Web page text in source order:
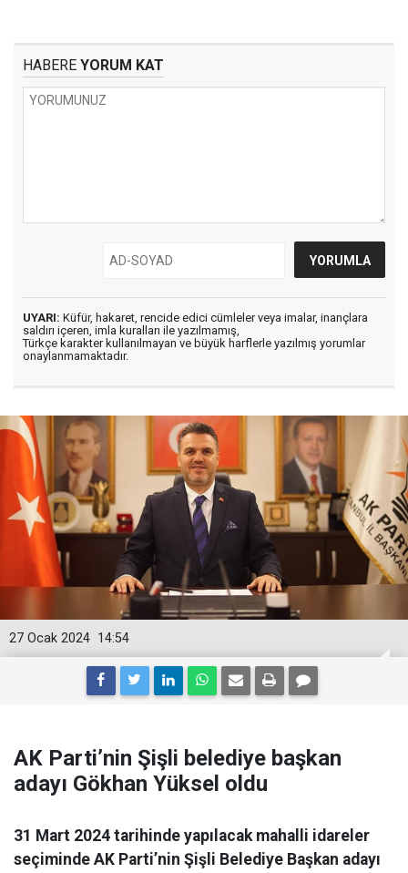
HABERE YORUM KAT
UYARI: Küfür, hakaret, rencide edici cümleler veya imalar, inançlara
saldırı içeren, imla kuralları ile yazılmamış,
Türkçe karakter kullanılmayan ve büyük harflerle yazılmış yorumlar
onaylanmamaktadır.
14:54
27 Ocak 2024
AK Parti’nin Şişli belediye başkan
adayı Gökhan Yüksel oldu
31 Mart 2024 tarihinde yapılacak mahalli idareler
seçiminde AK Parti’nin Şişli Belediye Başkan adayı